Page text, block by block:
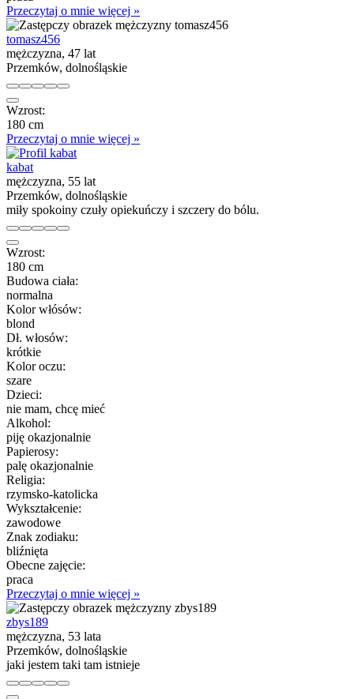
Przeczytaj o mnie więcej »
tomasz456
mężczyzna, 47 lat
Przemków, dolnośląskie
Wzrost:
180 cm
Przeczytaj o mnie więcej »
kabat
mężczyzna, 55 lat
Przemków, dolnośląskie
miły spokoiny czuły opiekuńczy i szczery do bólu.
Wzrost:
180 cm
Budowa ciała:
normalna
Kolor włósów:
blond
Dł. włosów:
krótkie
Kolor oczu:
szare
Dzieci:
nie mam, chcę mieć
Alkohol:
piję okazjonalnie
Papierosy:
palę okazjonalnie
Religia:
rzymsko-katolicka
Wykształcenie:
zawodowe
Znak zodiaku:
bliźnięta
Obecne zajęcie:
praca
Przeczytaj o mnie więcej »
zbys189
mężczyzna, 53 lata
Przemków, dolnośląskie
jaki jestem taki tam istnieje